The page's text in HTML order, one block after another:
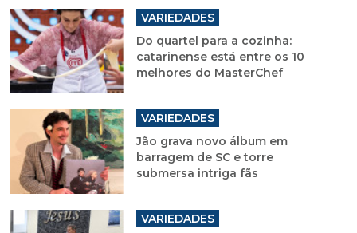
VARIEDADES
Do quartel para a cozinha:
catarinense está entre os 10
melhores do MasterChef
VARIEDADES
Jão grava novo álbum em
barragem de SC e torre
submersa intriga fãs
VARIEDADES